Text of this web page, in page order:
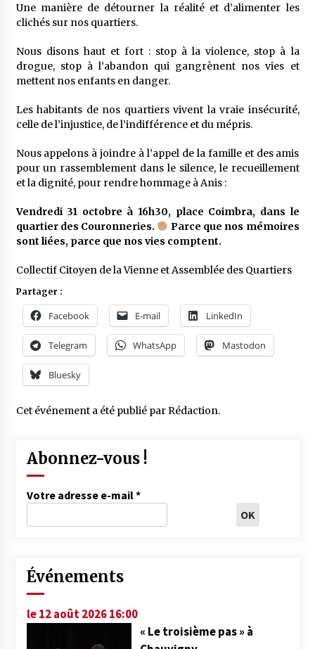
Une manière de détourner la réalité et d’alimenter les
clichés sur nos quartiers.
Nous disons haut et fort : stop à la violence, stop à la
drogue, stop à l’abandon qui gangrènent nos vies et
mettent nos enfants en danger.
Les habitants de nos quartiers vivent la vraie insécurité,
celle de l’injustice, de l’indifférence et du mépris.
Nous appelons à joindre à l’appel de la famille et des amis
pour un rassemblement dans le silence, le recueillement
et la dignité, pour rendre hommage à Anis :
Vendredi 31 octobre à 16h30, place Coimbra, dans le
quartier des Couronneries.
Parce que nos mémoires
sont liées, parce que nos vies comptent.
Collectif Citoyen de la Vienne et Assemblée des Quartiers
Partager :
Facebook E-mail LinkedIn
Telegram WhatsApp Mastodon
Bluesky
Cet événement a été publié par Rédaction.
Abonnez-vous !
Votre adresse e-mail*
Événements
le 12 août 2026 16:00
« Le troisième pas » à